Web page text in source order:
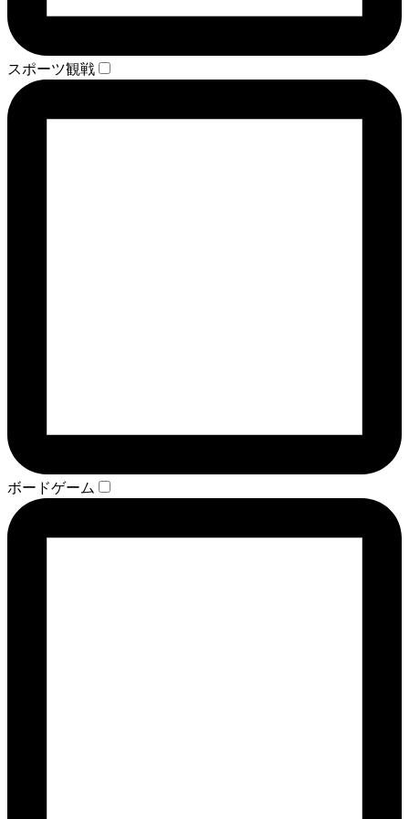
スポーツ観戦
ボードゲーム